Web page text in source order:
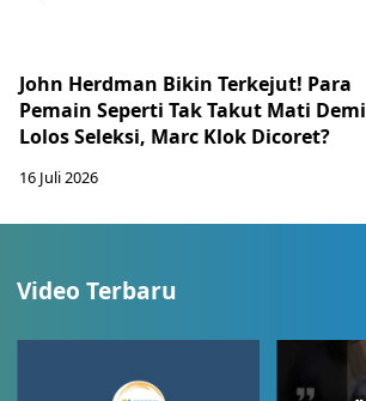
John Herdman Bikin Terkejut! Para
Pemain Seperti Tak Takut Mati Demi
Lolos Seleksi, Marc Klok Dicoret?
16 Juli 2026
Video Terbaru